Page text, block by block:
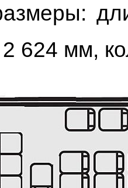
624 мм,